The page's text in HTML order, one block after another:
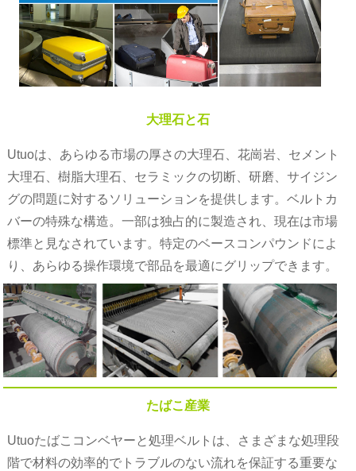
大理石と石
Utuoは、あらゆる市場の厚さの大理石、花崗岩、セメント
大理石、樹脂大理石、セラミックの切断、研磨、サイジン
グの問題に対するソリューションを提供します。ベルトカ
バーの特殊な構造。一部は独占的に製造され、現在は市場
標準と見なされています。特定のベースコンパウンドによ
り、あらゆる操作環境で部品を最適にグリップできます。
たばこ産業
Utuoたばこコンベヤーと処理ベルトは、さまざまな処理段
階で材料の効率的でトラブルのない流れを保証する重要な